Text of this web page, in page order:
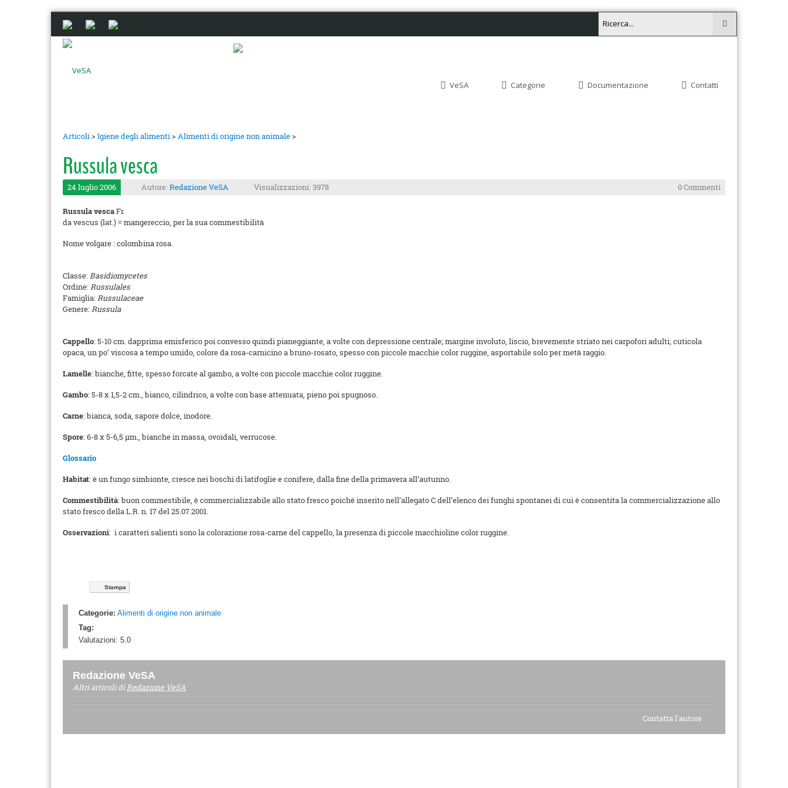
VeSA Categorie Documentazione Contatti
Articoli>Igiene degli alimenti>Alimenti di origine non animale>
Russula vesca
24 luglio 2006 Autore: Redazione VeSA Visualizzazioni: 3978 0 Commenti
Russula vescaFr.
da vescus (lat.) = mangereccio, per la sua commestibilità
Nome volgare : colombina rosa.
Classe:Basidiomycetes
Ordine:Russulales
Famiglia:Russulaceae
Genere:Russula
Cappello: 5-10 cm. dapprima emisferico poi convesso quindi pianeggiante, a volte con depressione centrale; margine involuto, liscio, brevemente striato nei carpofori adulti; cuticola
opaca, un po’ viscosa a tempo umido, colore da rosa-carnicino a bruno-rosato, spesso con piccole macchie color ruggine, asportabile solo per metà raggio.
Lamelle: bianche, fitte, spesso forcate al gambo, a volte con piccole macchie color ruggine.
Gambo: 5-8 x 1,5-2 cm., bianco, cilindrico, a volte con base attenuata, pieno poi spugnoso.
Carne: bianca, soda, sapore dolce, inodore.
Spore: 6-8 x 5-6,5 µm., bianche in massa, ovoidali, verrucose.
Glossario
Habitat: è un fungo simbionte, cresce nei boschi di latifoglie e conifere, dalla fine della primavera all’autunno.
Commestibilità: buon commestibile, è commercializzabile allo stato fresco poiché inserito nell’allegato C dell’elenco dei funghi spontanei di cui è consentita la commercializzazione allo
stato fresco della L.R. n. 17 del 25.07.2001.
Osservazioni: i caratteri salienti sono la colorazione rosa-carne del cappello, la presenza di piccole macchioline color ruggine.
Stampa
Categorie: Alimenti di origine non animale
Tag:
Valutazioni: 5.0
Redazione VeSA
Altri articoli diRedazione VeSA
Contatta l'autore